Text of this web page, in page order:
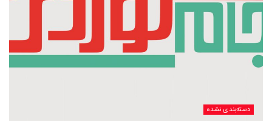
دسته‌بندی نشده